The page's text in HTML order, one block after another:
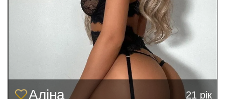
Аліна 21 рік